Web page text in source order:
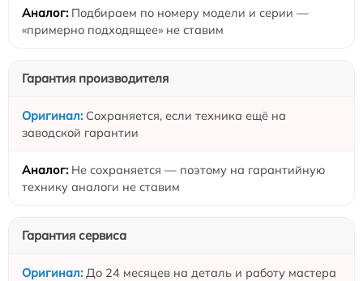
Подбираем по номеру модели и серии —
«примерно подходящее» не ставим
Гарантия производителя
Сохраняется, если техника ещё на
заводской гарантии
Не сохраняется — поэтому на гарантийную
технику аналоги не ставим
Гарантия сервиса
До 24 месяцев на деталь и работу мастера